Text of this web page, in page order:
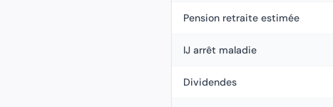
Pension retraite estimée
IJ arrêt maladie
Dividendes